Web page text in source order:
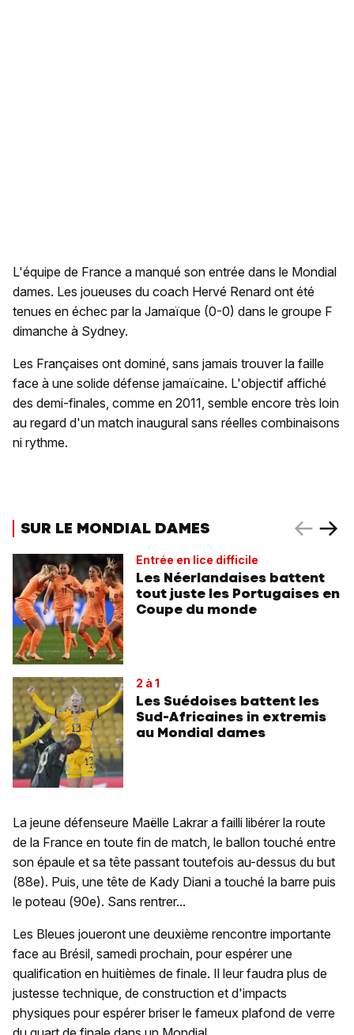
L'équipe de France a manqué son entrée dans le Mondial
dames. Les joueuses du coach Hervé Renard ont été
tenues en échec par la Jamaïque (0-0) dans le groupe F
dimanche à Sydney.
Les Françaises ont dominé, sans jamais trouver la faille
face à une solide défense jamaïcaine. L'objectif affiché
des demi-finales, comme en 2011, semble encore très loin
au regard d'un match inaugural sans réelles combinaisons
ni rythme.
SUR LE MONDIAL DAMES
Entrée en lice difficile
Les Néerlandaises battent
tout juste les Portugaises en
Coupe du monde
2 à 1
Les Suédoises battent les
Sud-Africaines in extremis
au Mondial dames
La jeune défenseure Maëlle Lakrar a failli libérer la route
de la France en toute fin de match, le ballon touché entre
son épaule et sa tête passant toutefois au-dessus du but
(88e). Puis, une tête de Kady Diani a touché la barre puis
le poteau (90e). Sans rentrer...
Les Bleues joueront une deuxième rencontre importante
face au Brésil, samedi prochain, pour espérer une
qualification en huitièmes de finale. Il leur faudra plus de
justesse technique, de construction et d'impacts
physiques pour espérer briser le fameux plafond de verre